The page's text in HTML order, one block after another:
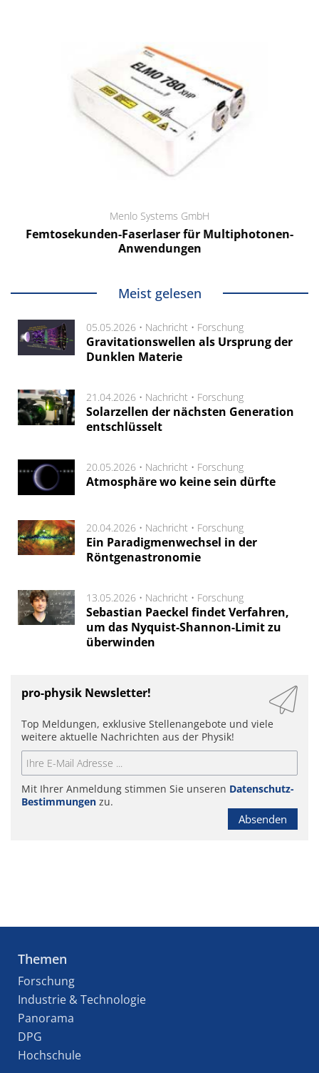
Menlo Systems GmbH
Femtosekunden-Faserlaser für Multiphotonen-
Anwendungen
Meist gelesen
05.05.2026 • Nachricht • Forschung
Gravitationswellen als Ursprung der
Dunklen Materie
21.04.2026 • Nachricht • Forschung
Solarzellen der nächsten Generation
entschlüsselt
20.05.2026 • Nachricht • Forschung
Atmosphäre wo keine sein dürfte
20.04.2026 • Nachricht • Forschung
Ein Paradigmenwechsel in der
Röntgenastronomie
13.05.2026 • Nachricht • Forschung
Sebastian Paeckel findet Verfahren,
um das Nyquist-Shannon-Limit zu
überwinden
pro-physik Newsletter!
Top Meldungen, exklusive Stellenangebote und viele
weitere aktuelle Nachrichten aus der Physik!
Mit Ihrer Anmeldung stimmen Sie unseren Datenschutz-
Bestimmungen zu.
Absenden
Themen
Forschung
Industrie & Technologie
Panorama
DPG
Hochschule